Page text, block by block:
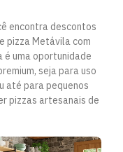
encontra descontos
pizza Metávila com
é uma oportunidade
seja para uso
até para pequenos
pizzas artesanais de